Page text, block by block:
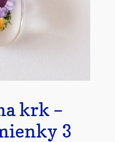
krk –
3